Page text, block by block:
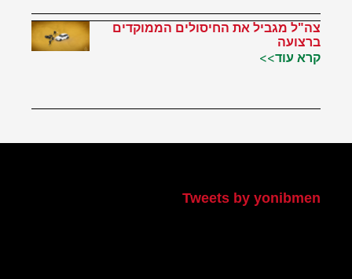
צה"ל מגביל את החיסולים הממוקדים
ברצועה
קרא עוד>>
Tweets by yonibmen